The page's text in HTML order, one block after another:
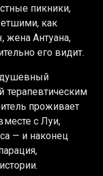
пикники,
как
жена Антуана,
его видит.
душевный
проживает
с Луи,
— и наконец